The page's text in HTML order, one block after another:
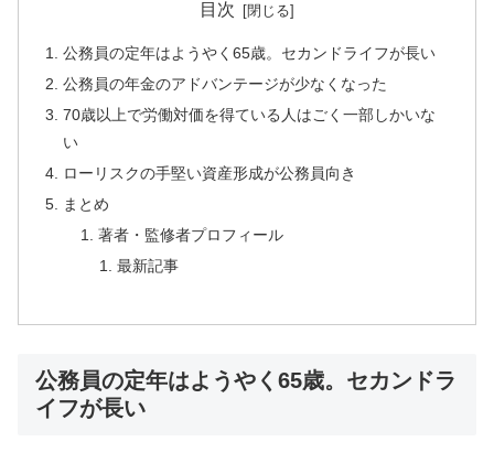
目次
公務員の定年はようやく65歳。セカンドライフが長い
公務員の年金のアドバンテージが少なくなった
70歳以上で労働対価を得ている人はごく一部しかいな
い
ローリスクの手堅い資産形成が公務員向き
まとめ
著者・監修者プロフィール
最新記事
公務員の定年はようやく65歳。セカンドラ
イフが長い